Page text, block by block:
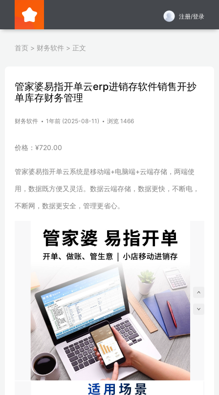
注册/登录
首页 > 财务软件 > 正文
管家婆易指开单云erp进销存软件销售开抄
单库存财务管理
财务软件 1年前 (2025-08-11) 浏览 1466
价格：¥720.00
管家婆易指开单云系统是移动端+电脑端+云端存储，两端使
用，数据既方便又灵活。数据云端存储，数据更快，不断电，
不断网，数据更安全，管理更省心。